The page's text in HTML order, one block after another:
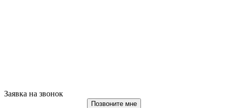
Заявка на звонок
Позвоните мне